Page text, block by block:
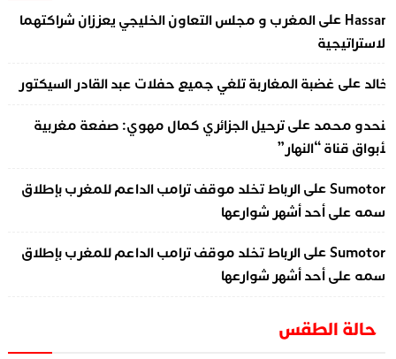
علىالمغرب و مجلس التعاون الخليجي يعززان شراكتهما
علىغضبة المغاربة تلغي جميع حفلات عبد القادر السيكتور
محمدعلىترحيل الجزائري كمال مهوي: صفعة مغربية
قناة “النهار”
علىالرباط تخلد موقف ترامب الداعم للمغرب بإطلاق
على أحد أشهر شوارعها
علىالرباط تخلد موقف ترامب الداعم للمغرب بإطلاق
على أحد أشهر شوارعها
حالة الطقس